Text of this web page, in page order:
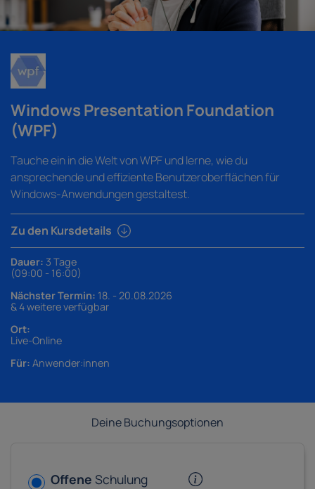
Windows Presentation Foundation
(WPF)
Tauche ein in die Welt von WPF und lerne, wie du
ansprechende und effiziente Benutzeroberflächen für
Windows-Anwendungen gestaltest.
Zu den Kursdetails
Dauer: 3 Tage
(09:00 - 16:00)
Nächster Termin: 18. - 20.08.2026
& 4 weitere verfügbar
Ort:
Live-Online
Für: Anwender:innen
Deine Buchungsoptionen
Offene Schulung